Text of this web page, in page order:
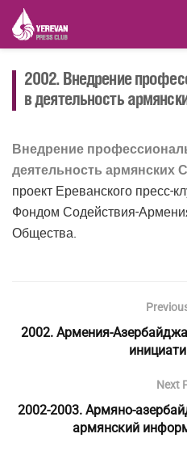
2002. Внедрение
в деятельность
Внедрение
деятельность армянских
проект Ереванского пресс-
Фондом Содействия-
Общества.
2002. Армения-
Next
2002-2003. Армяно-
армянский